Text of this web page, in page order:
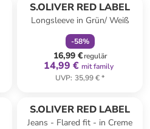
S.OLIVER RED LABEL
Longsleeve in Grün/ Weiß
-58%
16,99 €regulär
14,99 € mit family
UVP: 35,99 €*
S.OLIVER RED LABEL
Jeans - Flared fit - in Creme